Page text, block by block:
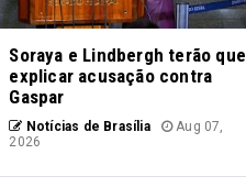
Soraya e Lindbergh terão que
explicar acusação contra
Gaspar
Notícias de Brasília
Aug 07,
2026